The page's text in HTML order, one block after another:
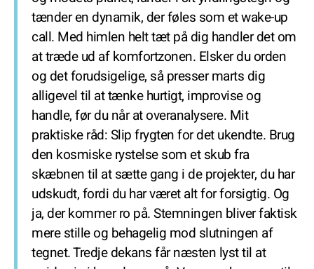
tænder en dynamik, der føles som et wake-up
call. Med himlen helt tæt på dig handler det om
at træde ud af komfortzonen. Elsker du orden
og det forudsigelige, så presser marts dig
alligevel til at tænke hurtigt, improvise og
handle, før du når at overanalysere. Mit
praktiske råd: Slip frygten for det ukendte. Brug
den kosmiske rystelse som et skub fra
skæbnen til at sætte gang i de projekter, du har
udskudt, fordi du har været alt for forsigtig. Og
ja, der kommer ro på. Stemningen bliver faktisk
mere stille og behagelig mod slutningen af
tegnet. Tredje dekans får næsten lyst til at